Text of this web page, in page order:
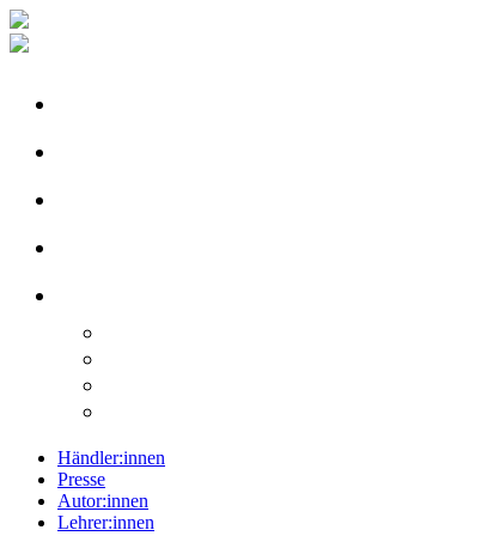
Händler:innen
Presse
Autor:innen
Lehrer:innen